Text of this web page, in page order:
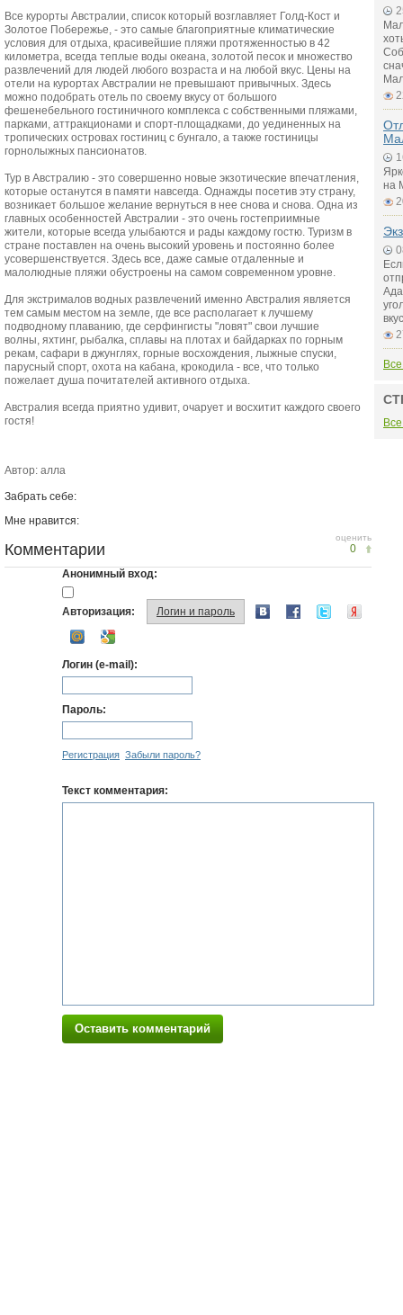
Все курорты Австралии, список который возглавляет Голд-Кост и
Золотое Побережье, - это самые благоприятные климатические
условия для отдыха, красивейшие пляжи протяженностью в 42
километра, всегда теплые воды океана, золотой песок и множество
развлечений для людей любого возраста и на любой вкус. Цены на
отели на курортах Австралии не превышают привычных. Здесь
можно подобрать отель по своему вкусу от большого
фешенебельного гостиничного комплекса с собственными пляжами,
парками, аттракционами и спорт-площадками, до уединенных на
тропических островах гостиниц с бунгало, а также гостиницы
горнолыжных пансионатов.
Тур в Австралию - это совершенно новые экзотические впечатления,
которые останутся в памяти навсегда. Однажды посетив эту страну,
возникает большое желание вернуться в нее снова и снова. Одна из
главных особенностей Австралии - это очень гостеприимные
жители, которые всегда улыбаются и рады каждому гостю. Туризм в
стране поставлен на очень высокий уровень и постоянно более
усовершенствуется. Здесь все, даже самые отдаленные и
малолюдные пляжи обустроены на самом современном уровне.
Для экстрималов водных развлечений именно Австралия является
тем самым местом на земле, где все располагает к лучшему
подводному плаванию, где серфингисты "ловят" свои лучшие
волны, яхтинг, рыбалка, сплавы на плотах и байдарках по горным
рекам, сафари в джунглях, горные восхождения, лыжные спуски,
парусный спорт, охота на кабана, крокодила - все, что только
пожелает душа почитателей активного отдыха.
Австралия всегда приятно удивит, очарует и восхитит каждого своего
гостя!
Автор: алла
Забрать себе:
Мне нравится:
оценить
0
Комментарии
Анонимный вход:
Авторизация: Логин и пароль
Логин (e-mail):
Пароль:
Регистрация Забыли пароль?
Текст комментария:
Оставить комментарий
на